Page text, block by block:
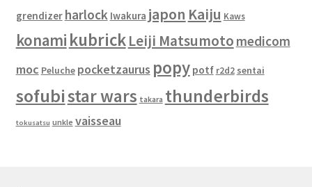
grendizer harlock Iwakura japon Kaiju Kaws
konami kubrickLeiji Matsumoto medicom
moc Peluche pocketzaurus popy potf r2d2 sentai
sofubistar wars takara thunderbirds
tokusatsu unkle vaisseau